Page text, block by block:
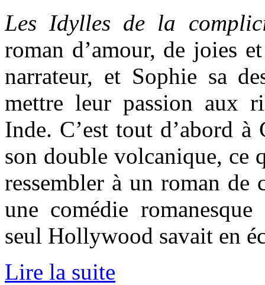
Les Idylles de la
roman d’amour, de joies
narrateur, et Sophie sa
mettre leur passion aux
Inde. C’est tout d’abord
son double volcanique, ce
ressembler à un roman de
une comédie
seul Hollywood savait en
Lire la suite